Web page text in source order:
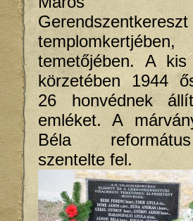
Gerendszentkereszt
temetőjében. A
körzetében 1944
26 honvédnek
emléket. A
Béla
szentelte fel.